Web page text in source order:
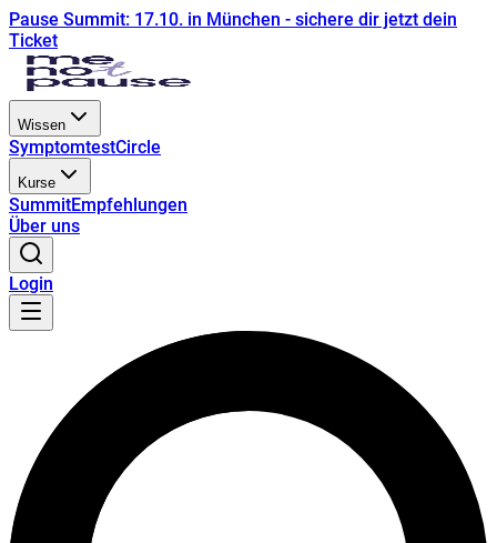
Pause Summit: 17.10. in München - sichere dir jetzt dein
Ticket
Wissen
SymptomtestCircle
Kurse
SummitEmpfehlungen
Über uns
Login